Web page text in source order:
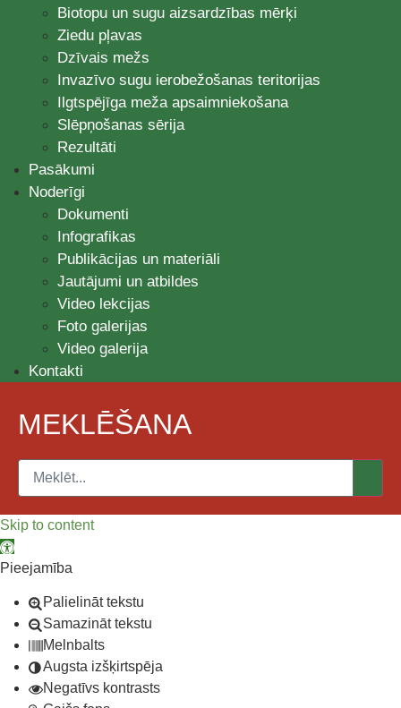
Biotopu un sugu aizsardzības mērķi
Ziedu pļavas
Dzīvais mežs
Invazīvo sugu ierobežošanas teritorijas
Ilgtspējīga meža apsaimniekošana
Slēpņošanas sērija
Rezultāti
Pasākumi
Noderīgi
Dokumenti
Infografikas
Publikācijas un materiāli
Jautājumi un atbildes
Video lekcijas
Foto galerijas
Video galerija
Kontakti
MEKLĒŠANA
Skip to content
Open toolbar
Pieejamība
Palielināt tekstu
Samazināt tekstu
Melnbalts
Augsta izšķirtspēja
Negatīvs kontrasts